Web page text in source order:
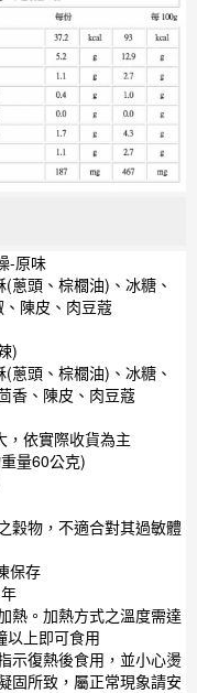
-原味
蔥頭、棕櫚油)、冰糖、
陳皮、肉豆蔻
)
蔥頭、棕櫚油)、冰糖、
香、陳皮、肉豆蔻
，依實際收貨為主
量60公克)
穀物，不適合對其過敏體
保存
熱。加熱方式之溫度需達
以上即可食用
示復熱後食用，並小心燙
固所致，屬正常現象請安